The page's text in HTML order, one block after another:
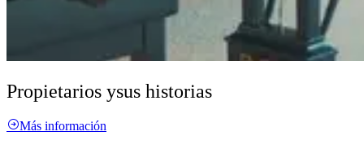
Propietarios ysus historias
Más información